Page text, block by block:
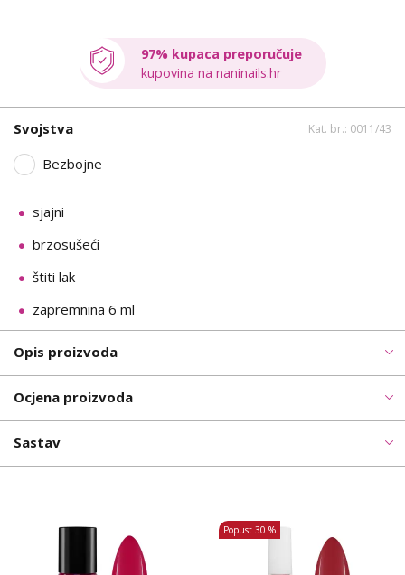
97% kupaca preporučuje
kupovina na naninails.hr
Svojstva Kat. br.: 0011/43
Bezbojne
sjajni
brzosušeći
štiti lak
zapremnina 6 ml
Opis proizvoda
Ocjena proizvoda
Sastav
Popust 30 %